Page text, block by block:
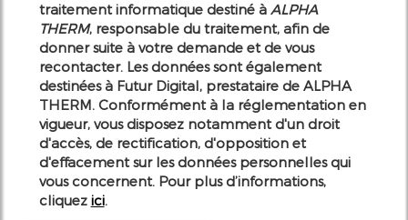
traitement informatique destiné àALPHA
THERM, responsable du traitement, afin de
donner suite à votre demande et de vous
recontacter. Les données sont également
destinées à Futur Digital, prestataire de ALPHA
THERM. Conformément à la réglementation en
vigueur, vous disposez notamment d'un droit
d'accès, de rectification, d'opposition et
d'effacement sur les données personnelles qui
vous concernent. Pour plus d’informations,
cliquez ici.